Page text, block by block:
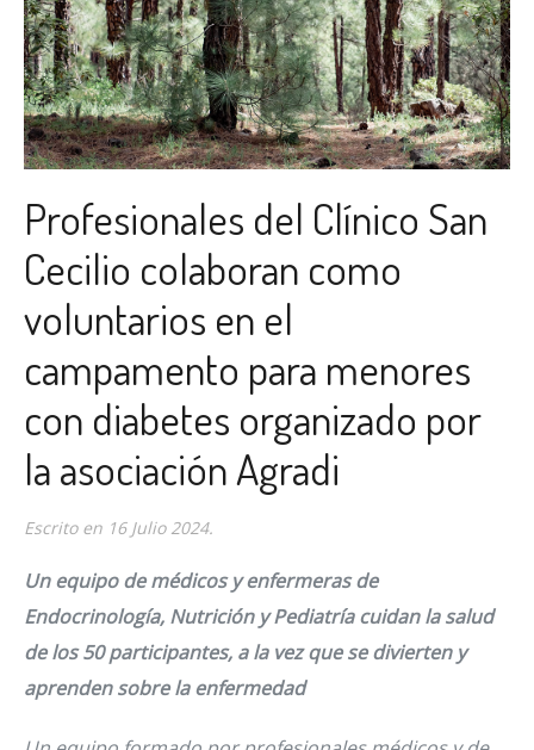
Profesionales del Clínico San
Cecilio colaboran como
voluntarios en el
campamento para menores
con diabetes organizado por
la asociación Agradi
Escrito en 16 Julio 2024.
Un equipo de médicos y enfermeras de
Endocrinología, Nutrición y Pediatría cuidan la salud
de los 50 participantes, a la vez que se divierten y
aprenden sobre la enfermedad